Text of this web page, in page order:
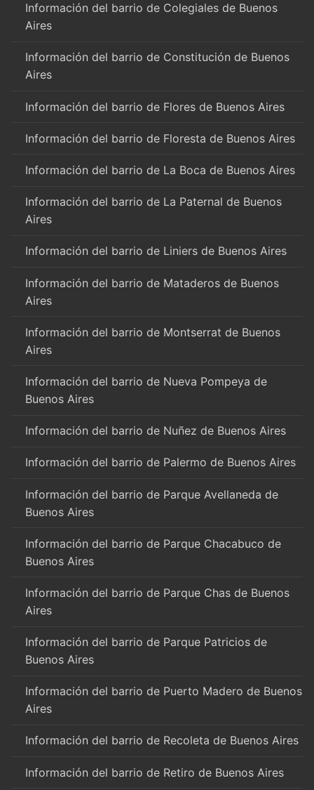
Información del barrio de Colegiales de Buenos
Aires
Información del barrio de Constitución de Buenos
Aires
Información del barrio de Flores de Buenos Aires
Información del barrio de Floresta de Buenos Aires
Información del barrio de La Boca de Buenos Aires
Información del barrio de La Paternal de Buenos
Aires
Información del barrio de Liniers de Buenos Aires
Información del barrio de Mataderos de Buenos
Aires
Información del barrio de Montserrat de Buenos
Aires
Información del barrio de Nueva Pompeya de
Buenos Aires
Información del barrio de Nuñez de Buenos Aires
Información del barrio de Palermo de Buenos Aires
Información del barrio de Parque Avellaneda de
Buenos Aires
Información del barrio de Parque Chacabuco de
Buenos Aires
Información del barrio de Parque Chas de Buenos
Aires
Información del barrio de Parque Patricios de
Buenos Aires
Información del barrio de Puerto Madero de Buenos
Aires
Información del barrio de Recoleta de Buenos Aires
Información del barrio de Retiro de Buenos Aires